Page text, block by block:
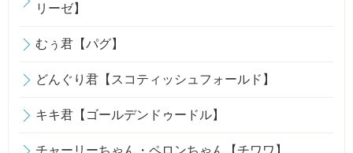
リーゼ】
むぅ君【パグ】
どんぐり君【スコティッシュフォールド】
キキ君【ゴールデンドゥードル】
チャーリーちゃん・ペロンちゃん【チワワ】